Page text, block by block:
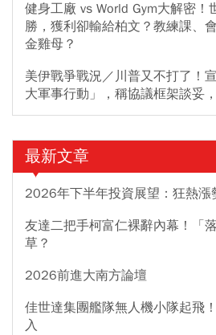
健身工廠 vs World Gym大解密！
勝，獲利卻輸給柏文？教練課、
金雞母？
美伊戰爭戰況／川普又不打了！
大軍事行動」，稱協議框架談妥
最新文章
2026年下半年投資展望：狂熱漲
友達二把手柯富仁裸辭內幕！「
草？
2026前進大南方論壇
佳世達集團艦隊無人機小隊起飛
入